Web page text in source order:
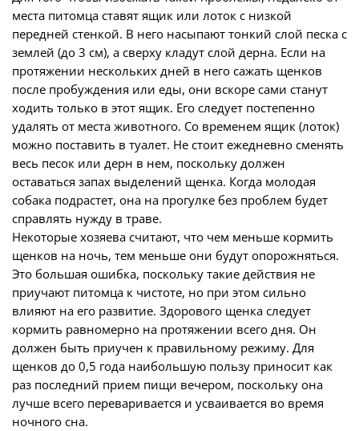
места питомца ставят ящик или лоток с низкой
передней стенкой. В него насыпают тонкий слой песка с
землей (до 3 см), а сверху кладут слой дерна. Если на
протяжении нескольких дней в него сажать щенков
после пробуждения или еды, они вскоре сами станут
ходить только в этот ящик. Его следует постепенно
удалять от места животного. Со временем ящик (лоток)
можно поставить в туалет. Не стоит ежедневно сменять
весь песок или дерн в нем, поскольку должен
оставаться запах выделений щенка. Когда молодая
собака подрастет, она на прогулке без проблем будет
справлять нужду в траве.
Некоторые хозяева считают, что чем меньше кормить
щенков на ночь, тем меньше они будут опорожняться.
Это большая ошибка, поскольку такие действия не
приучают питомца к чистоте, но при этом сильно
влияют на его развитие. Здорового щенка следует
кормить равномерно на протяжении всего дня. Он
должен быть приучен к правильному режиму. Для
щенков до 0,5 года наибольшую пользу приносит как
раз последний прием пищи вечером, поскольку она
лучше всего переваривается и усваивается во время
ночного сна.